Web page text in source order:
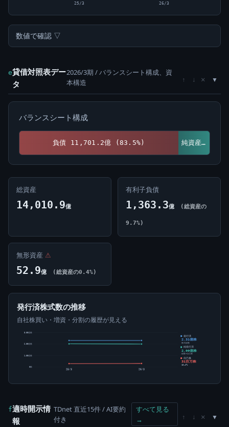
25/3 26/3
数値で確認 ▽
e貸借対照表デー
タ
2026/3期 / バランスシート構成、資
本構造
↑ ↓ ×
バランスシート構成
負債 11,701.2億 (83.5%) 純資産 2,309.7億 (16.5%)
総資産
14,010.9億
有利子負債
1,363.3億 (総資産の
9.7%)
無形資産 ⚠
52.9億 (総資産の0.4%)
発行済株式数の推移
自社株買い・増資・分割の履歴が見える
0株
1.00億株
2.00億株
3.00億株
25/3 26/3
発行済
2.31億株
株式総数
純発行済
2.00億株
総数-自己株
自己株
31百万株
13.47%
f適時開示情
報
TDnet 直近15件 / AI要約
付き
すべて見る
→
↑ ↓ ×